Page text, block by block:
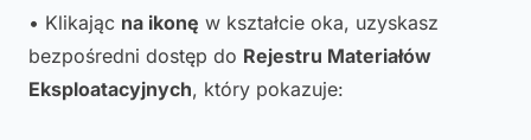
• Klikając na ikonę w kształcie oka, uzyskasz
bezpośredni dostęp do Rejestru Materiałów
Eksploatacyjnych, który pokazuje: